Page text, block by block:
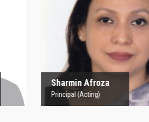
Sharmin Afroza
Principal (Acting)
Sharmin
Principal (Acting)